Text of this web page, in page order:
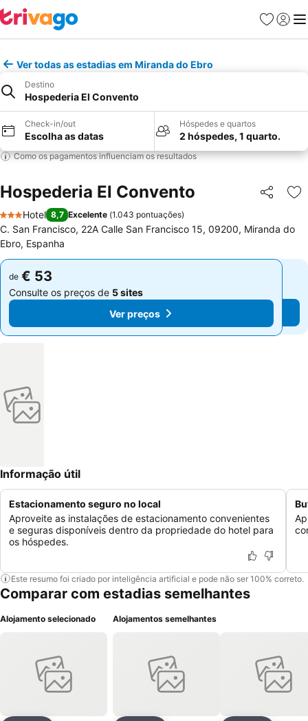
Favoritos
Iniciar
Ver todas as estadias em Miranda do Ebro
Destino
Hospederia El Convento
Check-in/out
Escolha as datas
Hóspedes e quartos
2 hóspedes, 1 quarto.
Como os pagamentos influenciam os resultados
Hospederia El Convento Partilhar
3 Estrelas
Hotel 8,7 Excelente (1.043 pontuações)
C. San Francisco, 22A Calle San Francisco 15, 09200, Miranda do
Ebro, Espanha
de € 53
Consulte os preços de 5 sites
Ver preços
de € 53
Consulte os preços de 5 sites
Ver preços
Informação útil
Estacionamento seguro no local
Aproveite as instalações de estacionamento convenientes
e seguras disponíveis dentro da propriedade do hotel para
os hóspedes.
Este resumo foi criado por inteligência artificial e pode não ser 100% correto.
Comparar com estadias semelhantes
Alojamento selecionado Alojamentos semelhantes